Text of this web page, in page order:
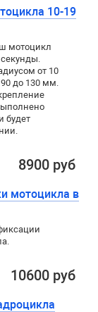
10-19
мотоцикл
от 10
до 130 мм.
будет
8900 руб
мотоцикла в
10600 руб